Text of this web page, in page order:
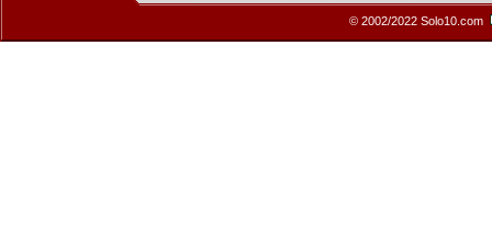
© 2002/2022 Solo10.com